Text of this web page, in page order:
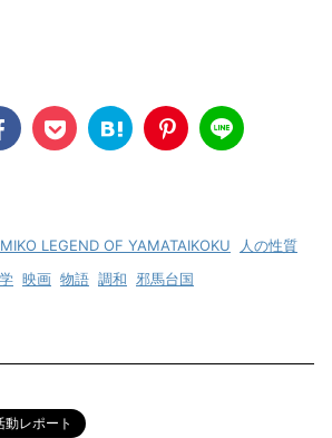
LEGEND OF YAMATAIKOKU 人の性質
映画 物語 調和 邪馬台国
動レポート